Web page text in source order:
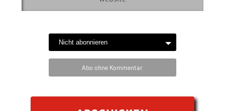
Abo ohne Kommentar